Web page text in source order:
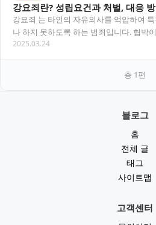
강요죄란? 성립요건과 처벌, 대응
강요죄 는 타인의 자유의사를 억압하여
나 하지 못하도록 하는 범죄입니다. 협박
방해하는 이 범죄는 일상에서 생각보다 다
2025.03.24
총 1편
블로그
홈
전체 글
태그
사이트맵
고객센터